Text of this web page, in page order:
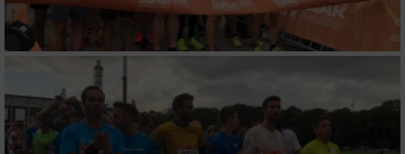
Partnerliste anzeigen (1 IAB-Anbieter)
Wir nutzen Ihre Daten für folgende Zwecke:
IAB-Verarbeitungszwecke:
Speichern von oder Zugriff auf Informationen
auf einem Endgerät
Verwendung reduzierter Daten zur Auswahl